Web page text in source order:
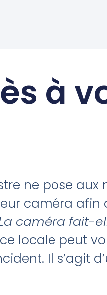
à
ne pose aux
caméra afin
caméra fait-
locale peut
Il s’agit